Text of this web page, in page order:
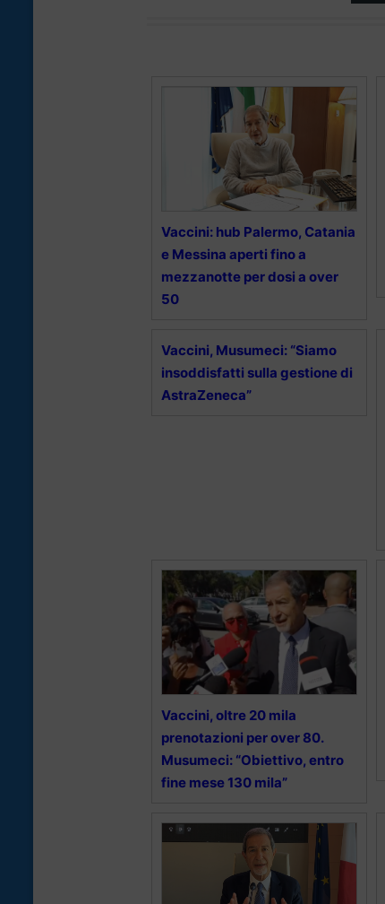
Vaccini: hub Palermo, Catania
e Messina aperti fino a
mezzanotte per dosi a over
50
Vaccini, Musumeci: “Siamo
insoddisfatti sulla gestione di
AstraZeneca”
Vaccini, oltre 20 mila
prenotazioni per over 80.
Musumeci: “Obiettivo, entro
fine mese 130 mila”